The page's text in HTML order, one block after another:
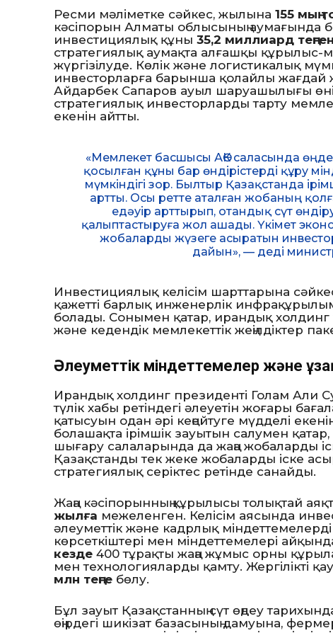
Ресми мәліметке сәйкес, жылына 155 мың
кәсіпорын Алматы облысының аумағында
инвестициялық құны 35,2 миллиард
стратегиялық аумақта алғашқы құрылыс-
жүргізілуде. Көлік және логистикалық
инвесторларға барынша қолайлы
Айдарбек Сапаров ауыл шаруашылығы
стратегиялық инвесторларды тарту
екенін айтты.
«Мемлекет басшысы АӨК саласында
қосылған құны бар өндірістерді құру
мүмкіндігі зор. Былтыр Қазақстанда
артты. Осы ретте аталған жобаның
едәуір арттырып, отандық сүт
қалыптастыруға жол ашады. Үкімет
жобаларды жүзеге асыратын
дайын», — деді
Инвестициялық келісім шарттарына
қажетті барлық инженерлік
болады. Сонымен қатар, ирандық холдинг
және кедендік мемлекеттік жеңілдіктер
Әлеуметтік міндеттемелер және
Ирандық холдинг президенті Голам Али
түлік хабы ретіндегі әлеуетін жоғары
қатысуын одан әрі кеңейтуге мүдделі
болашақта ірімшік зауытын салумен
шығару салаларында да жаңа жобаларды
Қазақстанды тек жеке жобаларды іске
стратегиялық серіктес ретінде санайды.
Жаңа кәсіпорынның құрылысы толықтай
жылға межеленген. Келісім аясында
әлеуметтік және кадрлық міндеттемелерді
көрсеткіштері мен міндеттемелері
кезде 400 тұрақты жаңа жұмыс орны
мен технологияларды қамту. Жергілікті
млн теңге бөлу.
Бұл зауыт Қазақстанның сүт өңдеу
өңірдегі шикізат базасының дамуына,